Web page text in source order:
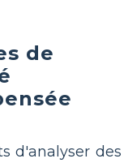
de
d'analyser des